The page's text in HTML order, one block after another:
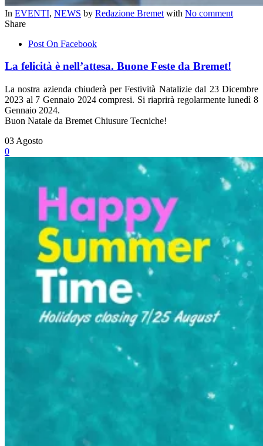
In EVENTI, NEWS by Redazione Bremet with No comment
Share
Post On Facebook
La felicità è nell’attesa. Buone Feste da Bremet!
La nostra azienda chiuderà per Festività Natalizie dal 23 Dicembre
2023 al 7 Gennaio 2024 compresi. Si riaprirà regolarmente lunedì 8
Gennaio 2024.
Buon Natale da Bremet Chiusure Tecniche!
03 Agosto
0